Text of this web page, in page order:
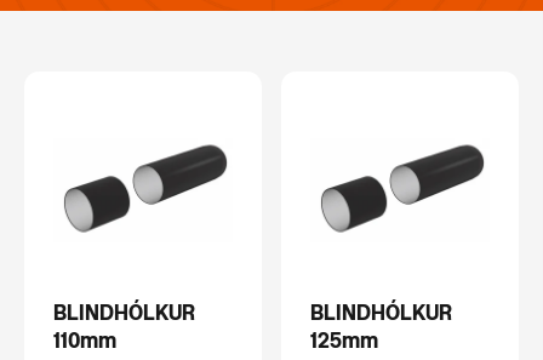
BLINDHÓLKUR
110mm
BLINDHÓLKUR
125mm